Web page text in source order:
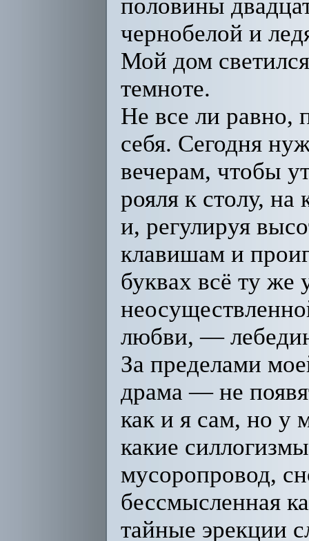
половины
чернобелой и
Мой дом
темноте.
Не все ли равно,
себя. Сегодня
вечерам, чтобы
рояля к столу,
и, регулируя
клавишам и
буквах всё ту же
любви, —
За пределами
драма — не
как и я сам, но у
какие
мусоропровод,
бессмысленная
тайные эрекции